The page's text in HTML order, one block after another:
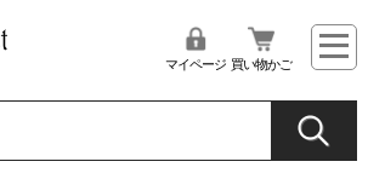
マイページ 買い物かご